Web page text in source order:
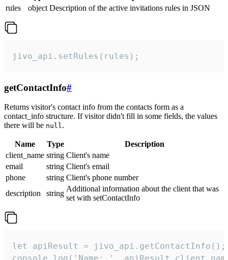
rules
object Description of the active invitations rules in JSON
jivo_api.setRules(rules);
getContactInfo#
Returns visitor's contact info from the contacts form as a
contact_info structure. If visitor didn't fill in some fields, the values
there will be null.
Name Type
Description
client_name string Client's name
email
string Client's email
phone
string Client's phone number
description
string
Additional information about the client that was
set with setContactInfo
let apiResult = jivo_api.getContactInfo();